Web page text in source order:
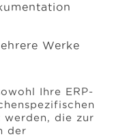
Werke
Ihre ERP-
die zur
der